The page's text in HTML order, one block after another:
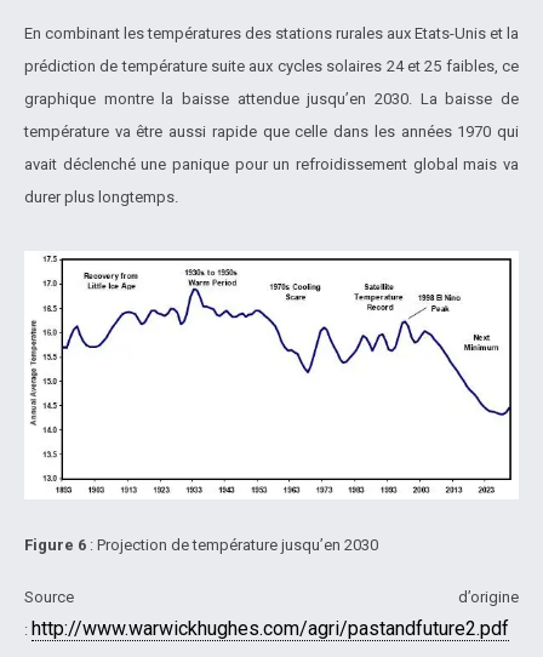
En combinant les températures des stations rurales aux Etats-Unis et la
prédiction de température suite aux cycles solaires 24 et 25 faibles, ce
graphique montre la baisse attendue jusqu’en 2030. La baisse de
température va être aussi rapide que celle dans les années 1970 qui
avait déclenché une panique pour un refroidissement global mais va
durer plus longtemps.
Figure 6 : Projection de température jusqu’en 2030
Source d’origine
: http://www.warwickhughes.com/agri/pastandfuture2.pdf